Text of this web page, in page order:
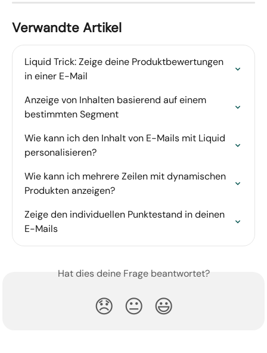
Verwandte Artikel
Liquid Trick: Zeige deine Produktbewertungen
in einer E-Mail
Anzeige von Inhalten basierend auf einem
bestimmten Segment
Wie kann ich den Inhalt von E-Mails mit Liquid
personalisieren?
Wie kann ich mehrere Zeilen mit dynamischen
Produkten anzeigen?
Zeige den individuellen Punktestand in deinen
E-Mails
Hat dies deine Frage beantwortet?
😞 😐 😃